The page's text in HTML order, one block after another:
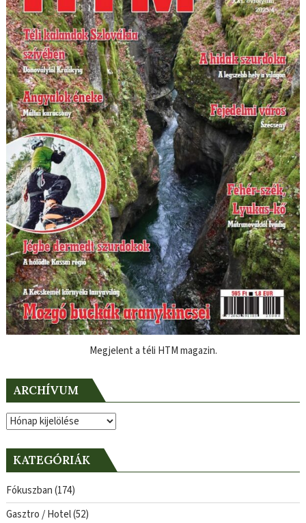
Megjelent a téli HTM magazin.
ARCHÍVUM
Archívum
KATEGÓRIÁK
Fókuszban(174)
Gasztro / Hotel(52)